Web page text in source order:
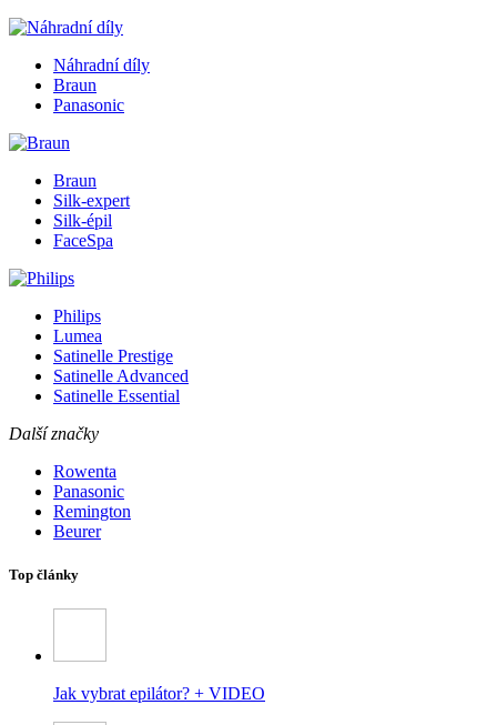
Náhradní díly
Braun
Panasonic
Braun
Silk-expert
Silk-épil
FaceSpa
Philips
Lumea
Satinelle Prestige
Satinelle Advanced
Satinelle Essential
Další značky
Rowenta
Panasonic
Remington
Beurer
Top články
Jak vybrat epilátor? + VIDEO